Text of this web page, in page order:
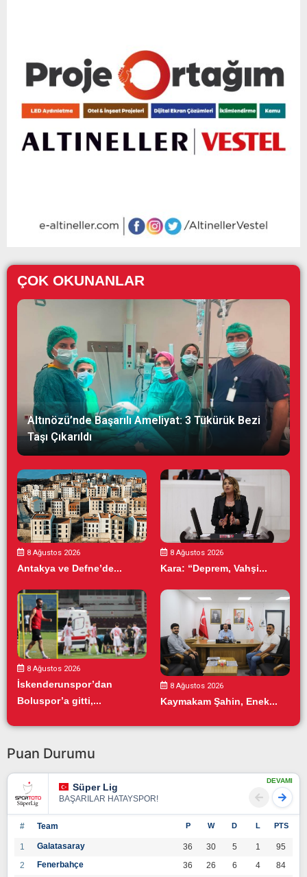
ÇOK OKUNANLAR
Altınözü’nde Başarılı Ameliyat: 3 Tükürük Bezi
Taşı Çıkarıldı
8 Ağustos 2026
Antakya ve Defne’de...
8 Ağustos 2026
Kara: “Deprem, Vahşi...
8 Ağustos 2026
İskenderunspor’dan
Boluspor’a gitti,...
8 Ağustos 2026
Kaymakam Şahin, Enek...
Puan Durumu
Süper Lig
BAŞARILAR HATAYSPOR!
DEVAMI
# Team P W D L PTS
1 Galatasaray 36 30 5 1
95
2
Fenerbahçe 36 26 6 4
84